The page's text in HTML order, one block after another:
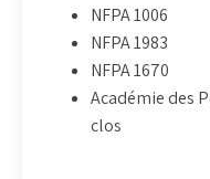
NFPA 1006
NFPA 1983
NFPA 1670
Académie des
clos